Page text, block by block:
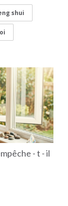
shui
- t - il